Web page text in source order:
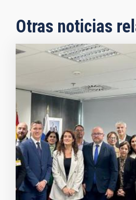
Otras noticias